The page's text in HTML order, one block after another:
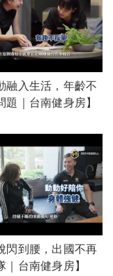
融入生活，年齡不
題｜台南健身房】
閃到腰，出國不再
｜台南健身房】